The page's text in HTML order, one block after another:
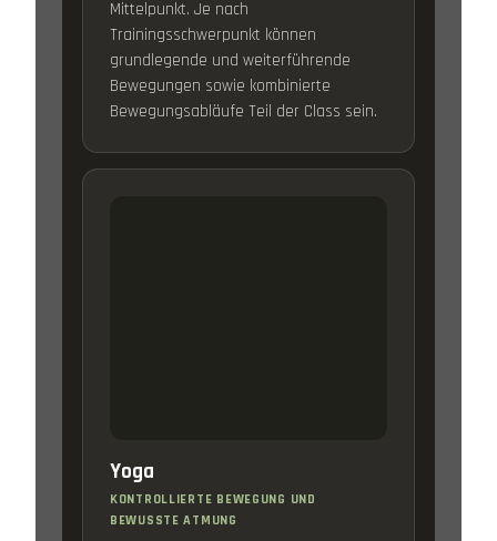
Mittelpunkt. Je nach
Trainingsschwerpunkt können
grundlegende und weiterführende
Bewegungen sowie kombinierte
Bewegungsabläufe Teil der Class sein.
Yoga
KONTROLLIERTE BEWEGUNG UND
BEWUSSTE ATMUNG